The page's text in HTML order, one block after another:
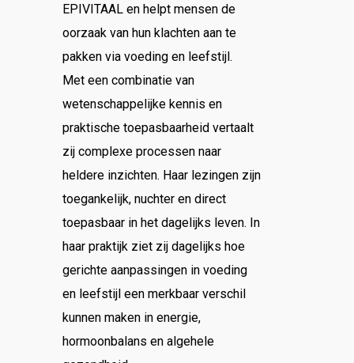
EPIVITAAL en helpt mensen de
oorzaak van hun klachten aan te
pakken via voeding en leefstijl.
Met een combinatie van
wetenschappelijke kennis en
praktische toepasbaarheid vertaalt
zij complexe processen naar
heldere inzichten. Haar lezingen zijn
toegankelijk, nuchter en direct
toepasbaar in het dagelijks leven. In
haar praktijk ziet zij dagelijks hoe
gerichte aanpassingen in voeding
en leefstijl een merkbaar verschil
kunnen maken in energie,
hormoonbalans en algehele